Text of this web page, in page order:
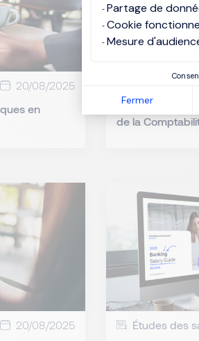
Partage de
Cookie
Mesure
Fermer
20/08/2025
en
de la
20/08/2025
Études des